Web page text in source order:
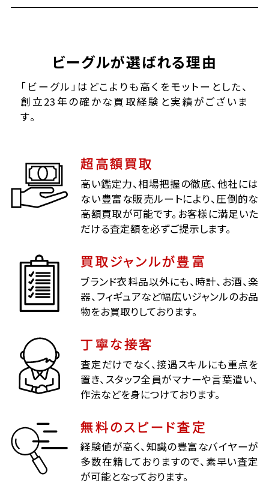
ビーグルが選ばれる理由
「ビーグル」はどこよりも高くをモットーとした、
創立23年の確かな買取経験と実績がございま
す。
超高額買取
高い鑑定力、相場把握の徹底、他社には
ない豊富な販売ルートにより、圧倒的な
高額買取が可能です。お客様に満足いた
だける査定額を必ずご提示します。
買取ジャンルが豊富
ブランド衣料品以外にも、時計、お酒、楽
器、フィギュアなど幅広いジャンルのお品
物をお買取りしております。
丁寧な接客
査定だけでなく、接遇スキルにも重点を
置き、スタッフ全員がマナーや言葉遣い、
作法などを身につけております。
無料のスピード査定
経験値が高く、知識の豊富なバイヤーが
多数在籍しておりますので、素早い査定
が可能となっております。